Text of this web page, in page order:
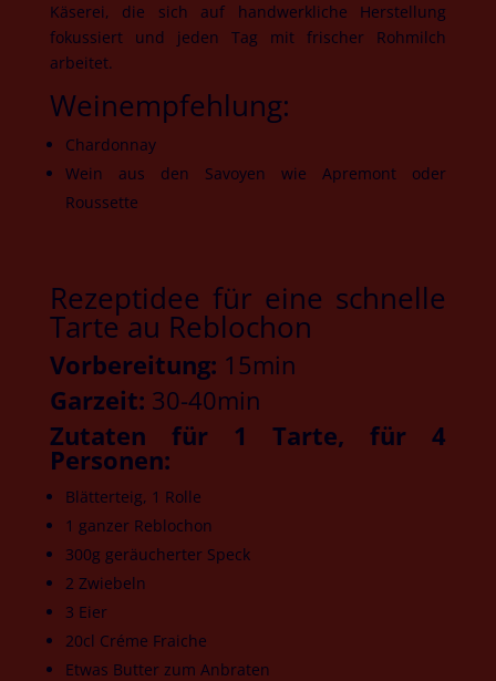
Käserei, die sich auf handwerkliche Herstellung
fokussiert und jeden Tag mit frischer Rohmilch
arbeitet.
Weinempfehlung:
Chardonnay
Wein aus den Savoyen wie Apremont oder
Roussette
Rezeptidee für eine schnelle
Tarte au Reblochon
Vorbereitung: 15min
Garzeit: 30-40min
Zutaten für 1 Tarte, für 4
Personen:
Blätterteig, 1 Rolle
1 ganzer Reblochon
300g geräucherter Speck
2 Zwiebeln
3 Eier
20cl Créme Fraiche
Etwas Butter zum Anbraten